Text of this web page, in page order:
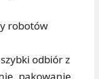
robotów
odbiór z